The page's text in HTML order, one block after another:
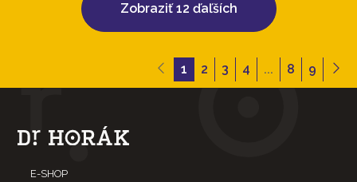
Zobraziť 12 ďaľších
1 2 3 4 ... 8 9
E-SHOP